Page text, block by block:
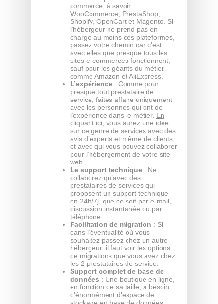
commerce, à savoir
WooCommerce, PrestaShop,
Shopify, OpenCart et Magento. Si
l’hébergeur ne prend pas en
charge au moins ces plateformes,
passez votre chemin car c’est
avec elles que presque tous les
sites e-commerces fonctionnent,
sauf pour les géants du métier
comme Amazon et AliExpress.
L’expérience : Comme pour
presque tout prestataire de
service, faites affaire uniquement
avec les personnes qui ont de
l’expérience dans le métier. En
cliquant ici, vous aurez une idée
sur ce genre de services avec des
avis d’experts et même de clients,
et avec qui vous pouvez collaborer
pour l’hébergement de votre site
web.
Le support technique : Ne
collaborez qu’avec des
prestataires de services qui
proposent un support technique
en 24h/7j, que ce soit par e-mail,
discussion instantanée ou par
téléphone.
Facilitation de migration : Si
dans l’éventualité où vous
souhaitez passez chez un autre
hébergeur, il faut voir les options
de migrations que vous avez chez
les 2 prestataires de service.
Support complet de base de
données : Une boutique en ligne,
en fonction de sa taille, a besoin
d’énormément d’espace de
stockage en base de données.